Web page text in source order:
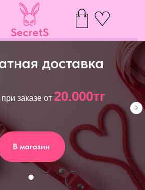
SecretS
доставка
заказе от 20.000тг
В магазин